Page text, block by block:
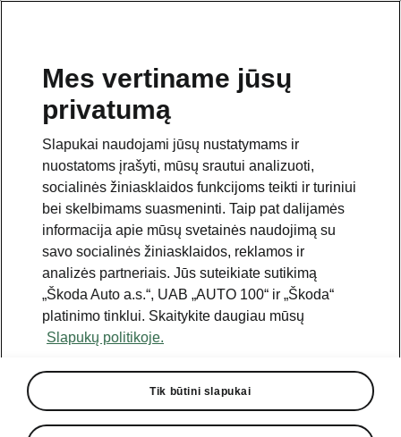
Mes vertiname jūsų
privatumą
Slapukai naudojami jūsų nustatymams ir
nuostatoms įrašyti, mūsų srautui analizuoti,
socialinės žiniasklaidos funkcijoms teikti ir turiniui
bei skelbimams suasmeninti. Taip pat dalijamės
informacija apie mūsų svetainės naudojimą su
savo socialinės žiniasklaidos, reklamos ir
analizės partneriais. Jūs suteikiate sutikimą
„Škoda Auto a.s.“, UAB „AUTO 100“ ir „Škoda“
platinimo tinklui. Skaitykite daugiau mūsų
Slapukų politikoje.
Tik būtini slapukai